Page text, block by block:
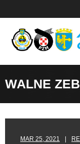
to
content
WALNE
MAR 25, 2021